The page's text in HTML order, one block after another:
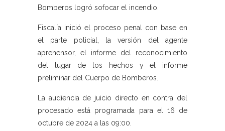
Bomberos logró sofocar el incendio.
Fiscalía inició el proceso penal con base en
el parte policial, la versión del agente
aprehensor, el informe del reconocimiento
del lugar de los hechos y el informe
preliminar del Cuerpo de Bomberos.
La audiencia de juicio directo en contra del
procesado está programada para el 16 de
octubre de 2024 a las 09:00.